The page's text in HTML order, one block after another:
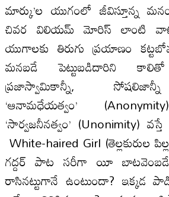
మార్కు’ల యుగంలో జీవిస్తూన్న
చివర విలియమ్‌ మోరిస్‌ లాంటి
యుగాలకు తిరుగు ప్రయాణం
మనబడే పెట్టుబడిదారిని
ప్రజాస్వామికాన్నీ,
‘ఆనామధేయత్వం’
‘సార్వజనీనత్వం’ (Unonimity)
White-haired Girl (తెల్లకురుల
గద్దర్‌ పాట సరీగా యీ
రాసినట్టుగానే ఉంటుందా? ఇక్కడ